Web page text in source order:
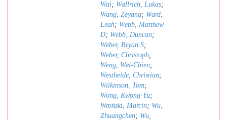
Wai; Wallrich, Lukas;
Wang, Zeyang; Ward,
Leah; Webb, Matthew
D; Webb, Duncan;
Weber, Bryan S;
Weber, Christoph;
Weng, Wei-Chien;
Westheide, Christian;
Wilkinson, Tom;
Wong, Kwong-Yu;
Wroński, Marcin; Wu,
Zhuangchen; Wu,